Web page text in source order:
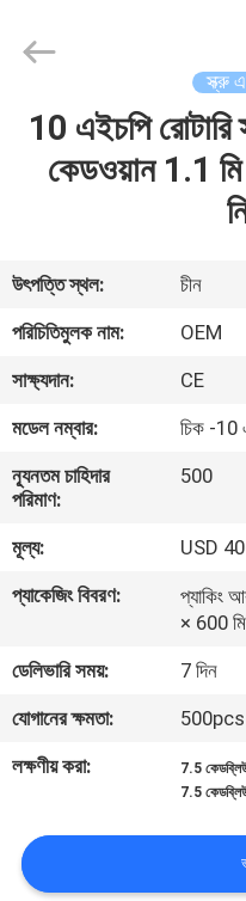
বাড়ি
আমাদের
সম্পর্কে
কারখানা
পরিদর্শন
নিয়ন্ত্রণ
সাথে
যোগাযোগ
মামলা
Machinery
Reserved.
স্ক্রু
10 এইচপি
কেডওয়ান 1.1
উৎপত্তি স্থল:
চীন
পরিচিতিমুলক নাম:
OEM
সাক্ষ্যদান:
CE
মডেল নম্বার:
চিক -10
ন্যূনতম চাহিদার
পরিমাণ:
500
মূল্য:
USD
প্যাকেজিং বিবরণ:
প্যাকিং
× 600
ডেলিভারি সময়:
7 দিন
যোগানের ক্ষমতা:
500pcs
লক্ষণীয় করা:
7.5
7.5